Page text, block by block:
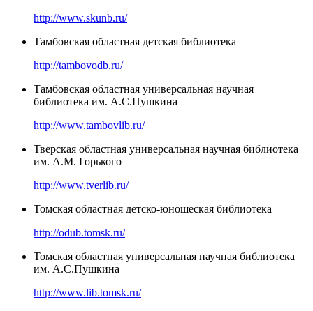
http://www.skunb.ru/
Тамбовская областная детская библиотека
http://tambovodb.ru/
Тамбовская областная универсальная научная
библиотека им. А.С.Пушкина
http://www.tambovlib.ru/
Тверская областная универсальная научная библиотека
им. А.М. Горького
http://www.tverlib.ru/
Томская областная детско-юношеская библиотека
http://odub.tomsk.ru/
Томская областная универсальная научная библиотека
им. А.С.Пушкина
http://www.lib.tomsk.ru/